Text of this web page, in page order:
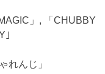
」, 「CHUBBY
｣
れんじ」